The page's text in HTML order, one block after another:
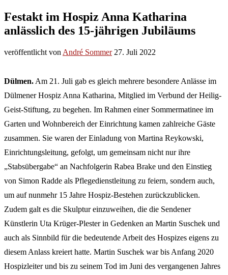
Festakt im Hospiz Anna Katharina
anlässlich des 15-jährigen Jubiläums
veröffentlicht von André Sommer 27. Juli 2022
Dülmen. Am 21. Juli gab es gleich mehrere besondere Anlässe im
Dülmener Hospiz Anna Katharina, Mitglied im Verbund der Heilig-
Geist-Stiftung, zu begehen. Im Rahmen einer Sommermatinee im
Garten und Wohnbereich der Einrichtung kamen zahlreiche Gäste
zusammen. Sie waren der Einladung von Martina Reykowski,
Einrichtungsleitung, gefolgt, um gemeinsam nicht nur ihre
„Stabsübergabe“ an Nachfolgerin Rabea Brake und den Einstieg
von Simon Radde als Pflegedienstleitung zu feiern, sondern auch,
um auf nunmehr 15 Jahre Hospiz-Bestehen zurückzublicken.
Zudem galt es die Skulptur einzuweihen, die die Sendener
Künstlerin Uta Krüger-Plester in Gedenken an Martin Suschek und
auch als Sinnbild für die bedeutende Arbeit des Hospizes eigens zu
diesem Anlass kreiert hatte. Martin Suschek war bis Anfang 2020
Hospizleiter und bis zu seinem Tod im Juni des vergangenen Jahres